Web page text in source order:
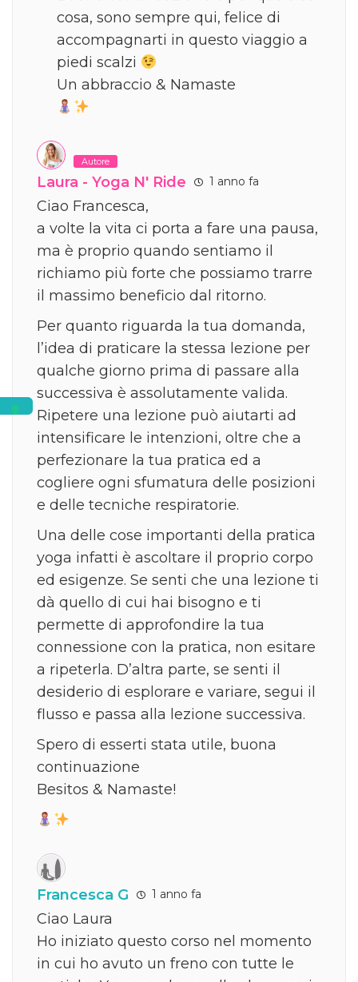
cosa, sono sempre qui, felice di
accompagnarti in questo viaggio a
piedi scalzi
Un abbraccio & Namaste
Autore
Laura - Yoga N' Ride 1 anno fa
Ciao Francesca,
a volte la vita ci porta a fare una pausa,
ma è proprio quando sentiamo il
richiamo più forte che possiamo trarre
il massimo beneficio dal ritorno.
Per quanto riguarda la tua domanda,
l’idea di praticare la stessa lezione per
qualche giorno prima di passare alla
successiva è assolutamente valida.
Ripetere una lezione può aiutarti ad
intensificare le intenzioni, oltre che a
perfezionare la tua pratica ed a
cogliere ogni sfumatura delle posizioni
e delle tecniche respiratorie.
Una delle cose importanti della pratica
yoga infatti è ascoltare il proprio corpo
ed esigenze. Se senti che una lezione ti
dà quello di cui hai bisogno e ti
permette di approfondire la tua
connessione con la pratica, non esitare
a ripeterla. D’altra parte, se senti il
desiderio di esplorare e variare, segui il
flusso e passa alla lezione successiva.
Spero di esserti stata utile, buona
continuazione
Besitos & Namaste!
Francesca G 1 anno fa
Ciao Laura
Ho iniziato questo corso nel momento
in cui ho avuto un freno con tutte le